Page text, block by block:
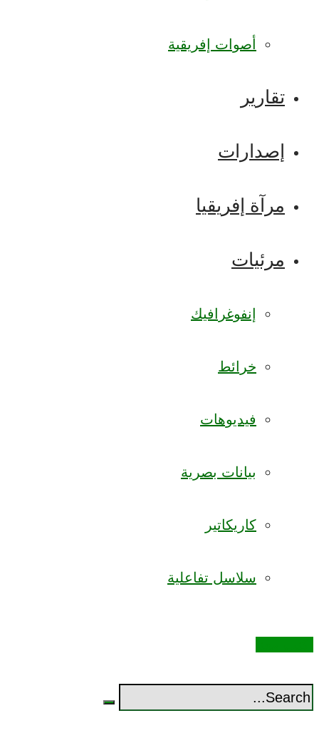
أصوات إفريقية
تقارير
إصدارات
مرآة إفريقيا
مرئيات
إنفوغرافيك
خرائط
فيديوهات
بيانات بصرية
كاريكاتير
سلاسل تفاعلية